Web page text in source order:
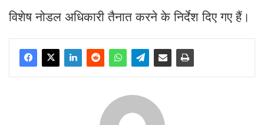
विशेष नोडल अधिकारी तैनात करने के निर्देश दिए गए हैं।​